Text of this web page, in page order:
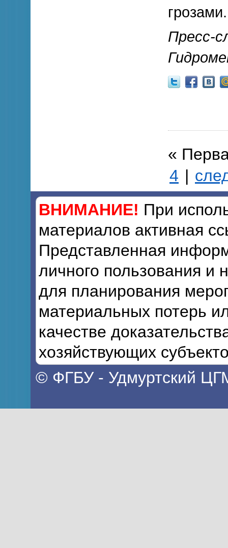
грозами.
Пресс-
«
4 |
ВНИМАНИЕ! При
материалов активная
Представленная
личного пользования и
для планирования
материальных потерь
качестве
хозяйствующих
© ФГБУ - Удмуртский